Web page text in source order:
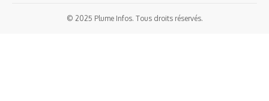
© 2025 Plume Infos. Tous droits réservés.